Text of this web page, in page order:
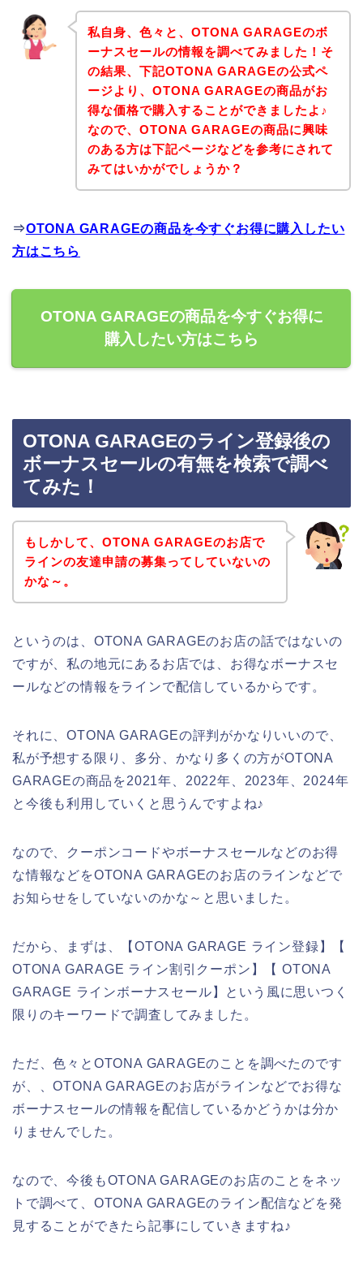
私自身、色々と、OTONA GARAGEのボ
ーナスセールの情報を調べてみました！そ
の結果、下記OTONA GARAGEの公式ペ
ージより、OTONA GARAGEの商品がお
得な価格で購入することができましたよ♪
なので、OTONA GARAGEの商品に興味
のある方は下記ページなどを参考にされて
みてはいかがでしょうか？
⇒OTONA GARAGEの商品を今すぐお得に購入したい
方はこちら
OTONA GARAGEの商品を今すぐお得に
購入したい方はこちら
OTONA GARAGEのライン登録後の
ボーナスセールの有無を検索で調べ
てみた！
もしかして、OTONA GARAGEのお店で
ラインの友達申請の募集ってしていないの
かな～。
というのは、OTONA GARAGEのお店の話ではないの
ですが、私の地元にあるお店では、お得なボーナスセ
ールなどの情報をラインで配信しているからです。
それに、OTONA GARAGEの評判がかなりいいので、
私が予想する限り、多分、かなり多くの方がOTONA
GARAGEの商品を2021年、2022年、2023年、2024年
と今後も利用していくと思うんですよね♪
なので、クーポンコードやボーナスセールなどのお得
な情報などをOTONA GARAGEのお店のラインなどで
お知らせをしていないのかな～と思いました。
だから、まずは、【OTONA GARAGE ライン登録】【
OTONA GARAGE ライン割引クーポン】【 OTONA
GARAGE ラインボーナスセール】という風に思いつく
限りのキーワードで調査してみました。
ただ、色々とOTONA GARAGEのことを調べたのです
が、、OTONA GARAGEのお店がラインなどでお得な
ボーナスセールの情報を配信しているかどうかは分か
りませんでした。
なので、今後もOTONA GARAGEのお店のことをネッ
トで調べて、OTONA GARAGEのライン配信などを発
見することができたら記事にしていきますね♪